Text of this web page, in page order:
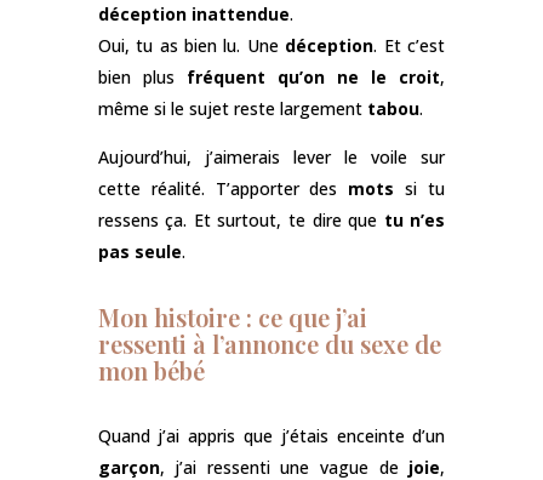
déception inattendue.
Oui, tu as bien lu. Une déception. Et c’est
bien plus fréquent qu’on ne le croit,
même si le sujet reste largement tabou.
Aujourd’hui, j’aimerais lever le voile sur
cette réalité. T’apporter des mots si tu
ressens ça. Et surtout, te dire que tu n’es
pas seule.
Mon histoire : ce que j’ai
ressenti à l’annonce du sexe de
mon bébé
Quand j’ai appris que j’étais enceinte d’un
garçon, j’ai ressenti une vague de joie,